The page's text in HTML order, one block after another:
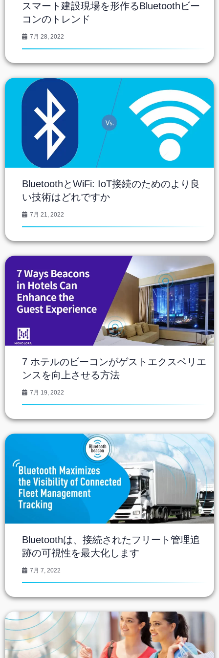
スマート建設現場を形作るBluetoothビー
コンのトレンド
7月 28, 2022
BluetoothとWiFi: IoT接続のためのより良
い技術はどれですか
7月 21, 2022
7 ホテルのビーコンがゲストエクスペリエ
ンスを向上させる方法
7月 19, 2022
Bluetoothは、接続されたフリート管理追
跡の可視性を最大化します
7月 7, 2022